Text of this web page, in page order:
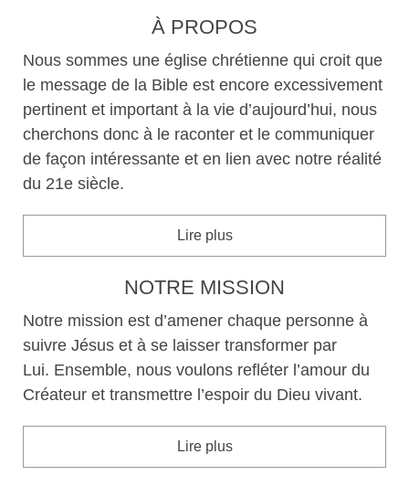
À PROPOS
Nous sommes une église chrétienne qui croit que
le message de la Bible est encore excessivement
pertinent et important à la vie d’aujourd’hui, nous
cherchons donc à le raconter et le communiquer
de façon intéressante et en lien avec notre réalité
du 21e siècle.
Lire plus
NOTRE MISSION
Notre mission est d’amener chaque personne à
suivre Jésus et à se laisser transformer par
Lui. Ensemble, nous voulons refléter l’amour du
Créateur et transmettre l’espoir du Dieu vivant.
Lire plus